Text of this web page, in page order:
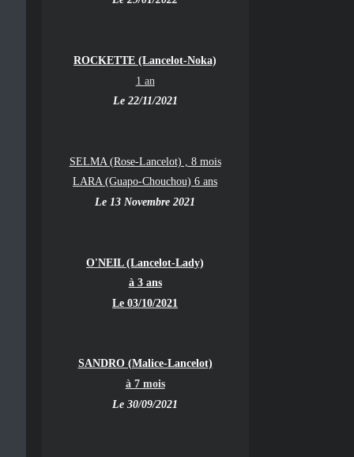
ROCKETTE (Lancelot-Noka)
1 an
Le 22/11/2021
SELMA (Rose-Lancelot) , 8 mois
LARA (Guapo-Chouchou) 6 ans
Le 13 Novembre 2021
O'NEIL (Lancelot-Lady)
à 3 ans
Le 03/10/2021
SANDRO (Malice-Lancelot)
à 7 mois
Le 30/09/2021